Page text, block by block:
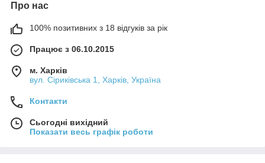
Про нас
100% позитивних з 18 відгуків за рік
Працює з 06.10.2015
м. Харків
вул. Сіриківська 1, Харків, Україна
Контакти
Сьогодні вихідний
Показати весь графік роботи